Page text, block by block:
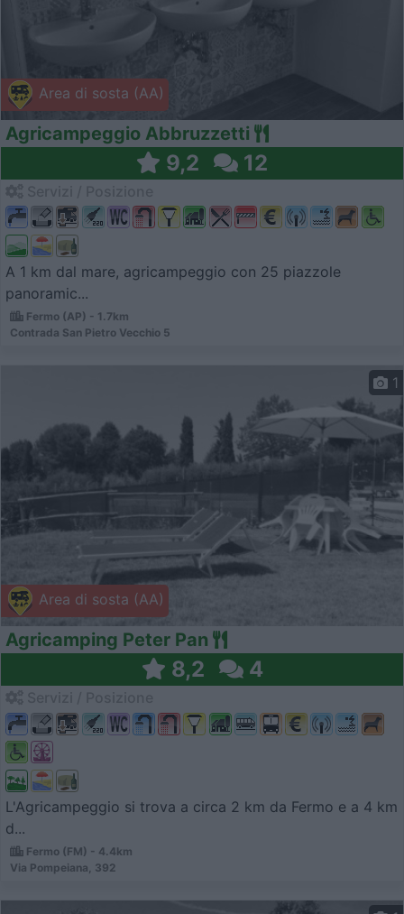
Area di sosta (AA)
Agricampeggio Abbruzzetti
9,2 12
A 1 km dal mare, agricampeggio con 25 piazzole
panoramic...
Fermo (AP) - 1.7km
Contrada San Pietro Vecchio 5
Area di sosta (AA)
1
Agricamping Peter Pan
8,2 4
L'Agricampeggio si trova a circa 2 km da Fermo e a 4 km
d...
Fermo (FM) - 4.4km
Via Pompeiana, 392